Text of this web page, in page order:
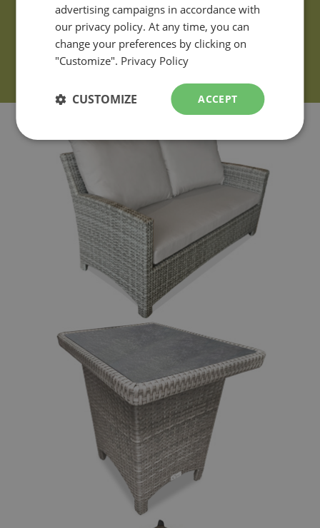
advertising campaigns in accordance with
our privacy policy. At any time, you can
change your preferences by clicking on
"Customize". Privacy Policy
ACCEPT
CUSTOMIZE